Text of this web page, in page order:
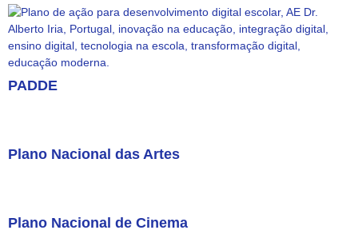
PADDE
Plano Nacional das Artes
Plano Nacional de Cinema